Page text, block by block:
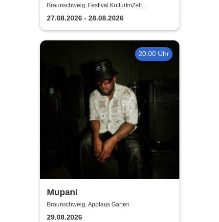
2026
Braunschweig, Festival KulturImZelt
Braunschweig
27.08.2026 - 28.08.2026
20:00 Uhr
Mupani
Braunschweig, Applaus Garten
29.08.2026